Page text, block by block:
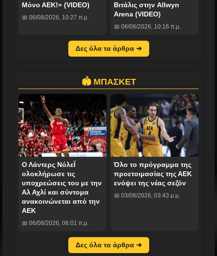
Μόνο ΑΕΚ!» (VIDEO)
📅 06/08/2026, 10:27 π.μ.
Βιτάλις στην Allwyn
Arena (VIDEO)
📅 06/08/2026, 10:16 π.μ.
Δες όλα τα άρθρα ➜
🏟️ ΜΠΑΣΚΕΤ
Ο Λάντερς ΝόλεΪ
ολοκλήρωσε τις
υποχρεώσεις του με την
Αλ Αχλί και σύντομα
ανακοινώνεται από την
ΑΕΚ
📅 06/08/2026, 06:01 π.μ.
Όλο το πρόγραμμα της
προετοιμασίας της ΑΕΚ
ενόψει της νέας σεζόν
📅 03/08/2026, 03:43 μ.μ.
Δες όλα τα άρθρα ➜